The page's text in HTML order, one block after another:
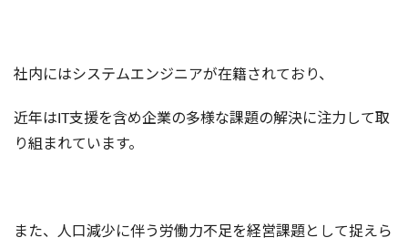
社内にはシステムエンジニアが在籍されており、
近年はIT支援を含め企業の多様な課題の解決に注力して取
り組まれています。
また、人口減少に伴う労働力不足を経営課題として捉えら